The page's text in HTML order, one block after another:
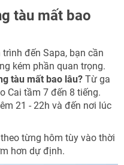
tàu mất bao
đến Sapa, bạn cần
kém phần quan trọng.
tàu mất bao lâu? Từ ga
Cai tầm 7 đến 8 tiếng.
21 - 22h và đến nơi lúc
từng hôm tùy vào thời
hơn dự định.